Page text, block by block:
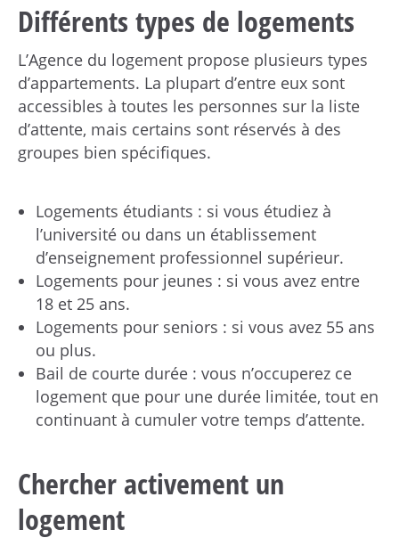
Différents types de logements
L’Agence du logement propose plusieurs types
d’appartements. La plupart d’entre eux sont
accessibles à toutes les personnes sur la liste
d’attente, mais certains sont réservés à des
groupes bien spécifiques.
Logements étudiants : si vous étudiez à
l’université ou dans un établissement
d’enseignement professionnel supérieur.
Logements pour jeunes : si vous avez entre
18 et 25 ans.
Logements pour seniors : si vous avez 55 ans
ou plus.
Bail de courte durée : vous n’occuperez ce
logement que pour une durée limitée, tout en
continuant à cumuler votre temps d’attente.
Chercher activement un
logement